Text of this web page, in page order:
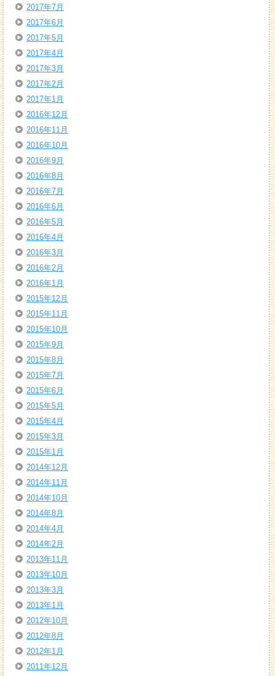
2017年7月
2017年6月
2017年5月
2017年4月
2017年3月
2017年2月
2017年1月
2016年12月
2016年11月
2016年10月
2016年9月
2016年8月
2016年7月
2016年6月
2016年5月
2016年4月
2016年3月
2016年2月
2016年1月
2015年12月
2015年11月
2015年10月
2015年9月
2015年8月
2015年7月
2015年6月
2015年5月
2015年4月
2015年3月
2015年1月
2014年12月
2014年11月
2014年10月
2014年8月
2014年4月
2014年2月
2013年11月
2013年10月
2013年3月
2013年1月
2012年10月
2012年8月
2012年1月
2011年12月